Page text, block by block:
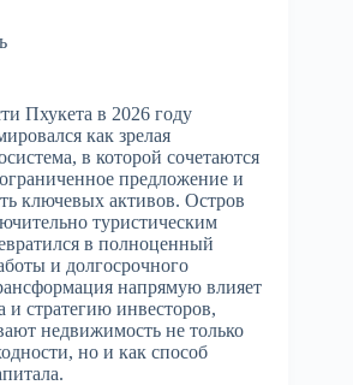
Пхукета в 2026 году
как зрелая
в которой сочетаются
предложение и
ключевых активов. Остров
туристическим
в полноценный
и долгосрочного
напрямую влияет
и стратегию инвесторов,
недвижимость не только
но и как способ